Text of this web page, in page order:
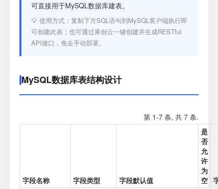
接口测试可直接用于MySQL数据库建表。
💡 使用方式：复制下方SQL语句到MySQL客户端执行即
可创建此表；也可通过果创云一键创建并生成RESTful
API接口，免去手动部署。
MySQL数据库表结构设计
第 1-7 条, 共 7 条.
字段名称 字段类型 字段默认值
是
否
允
许
为
空